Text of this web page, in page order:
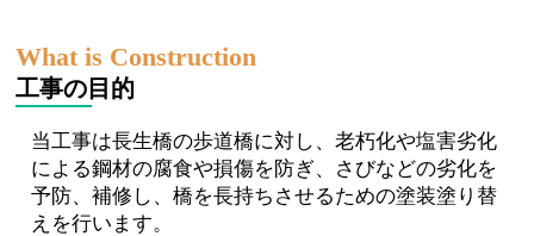
工事の目的
当工事は長生橋の歩道橋に対し、老朽化や塩害劣化
による鋼材の腐食や損傷を防ぎ、さびなどの劣化を
予防、補修し、橋を長持ちさせるための塗装塗り替
えを行います。